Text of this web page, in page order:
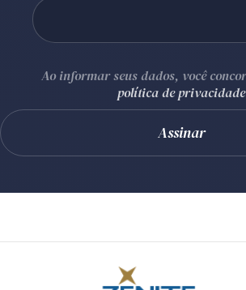
Ao informar seus dados, você
política de privacidade